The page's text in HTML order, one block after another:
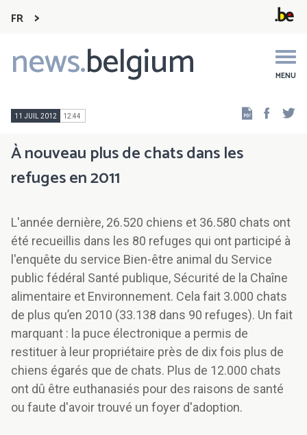
FR
news.belgium MENU
Main
navigation
11 JUIL 2012 12:44
À nouveau plus de chats dans les
refuges en 2011
L'année dernière, 26.520 chiens et 36.580 chats ont
été recueillis dans les 80 refuges qui ont participé à
l'enquête du service Bien-être animal du Service
public fédéral Santé publique, Sécurité de la Chaîne
alimentaire et Environnement. Cela fait 3.000 chats
de plus qu’en 2010 (33.138 dans 90 refuges). Un fait
marquant : la puce électronique a permis de
restituer à leur propriétaire près de dix fois plus de
chiens égarés que de chats. Plus de 12.000 chats
ont dû être euthanasiés pour des raisons de santé
ou faute d'avoir trouvé un foyer d'adoption.